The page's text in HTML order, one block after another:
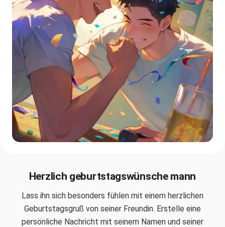
Herzlich geburtstagswünsche mann
Lass ihn sich besonders fühlen mit einem herzlichen
Geburtstagsgruß von seiner Freundin. Erstelle eine
persönliche Nachricht mit seinem Namen und seiner